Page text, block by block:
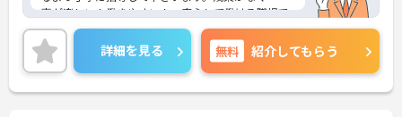
事が楽しい！働きやすい！」安心して働ける職場で
す。
ご興味をお持ちの方には詳細の情報や面接のポイン
トをお伝えしますのでお気軽にお問い合わせくださ
いませ。
詳細を見る 無料 紹介してもらう